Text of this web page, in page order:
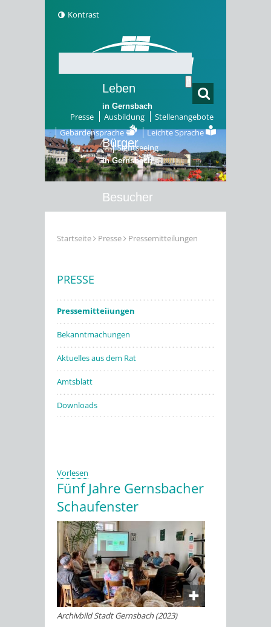
Kontrast
Presse Ausbildung
Stellenangebote
Gebärdensprache
Leichte Sprache
Sightseeing
Leben
in Gernsbach
Bürger
in Gernsbach
Besucher
Stadtwerke
Startseite Presse Pressemitteilungen
PRESSE
Pressemitteilungen
Bekanntmachungen
Aktuelles aus dem Rat
Amtsblatt
Downloads
Vorlesen
Fünf Jahre Gernsbacher
Schaufenster
Archivbild Stadt Gernsbach (2023)